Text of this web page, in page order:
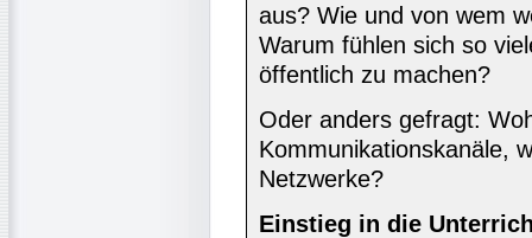
aus? Wie und von wem
Warum fühlen sich so
öffentlich zu machen?
Oder anders gefragt:
Kommunikationskanäle,
Netzwerke?
Einstieg in die